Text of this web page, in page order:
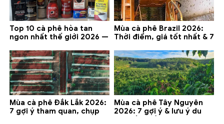
Top 10 cà phê hòa tan
ngon nhất thế giới 2026 —
Mùa cà phê Brazil 2026:
Thời điểm, giá tốt nhất & 7
Mùa cà phê Đắk Lắk 2026:
7 gợi ý tham quan, chụp
Mùa cà phê Tây Nguyên
2026: 7 gợi ý & lưu ý du